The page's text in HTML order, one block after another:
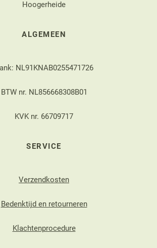
Hoogerheide
ALGEMEEN
NL91KNAB0255471726
BTW nr. NL856668308B01
KVK nr. 66709717
SERVICE
Verzendkosten
Bedenktijd en retourneren
Klachtenprocedure